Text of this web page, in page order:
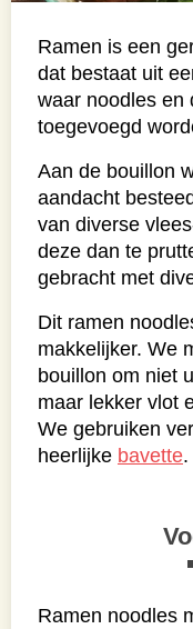
Ramen is een
dat bestaat uit
waar noodles en
toegevoegd
Aan de bouillon
aandacht
van diverse
deze dan te
gebracht met
Dit ramen
makkelijker. We
bouillon om niet
maar lekker vlot
We gebruiken
heerlijke bavette.
Ramen noodles